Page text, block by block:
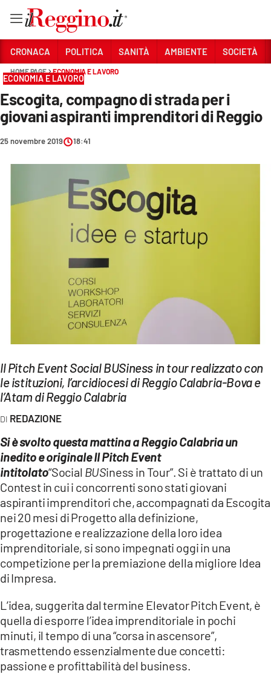
Sezioni
CRONACA
SOCIETÀ
ECONOMIA E LAVORO
Streaming
LAC TV
LAC NETWORK
LAC ONAIR
LaC
Network
LACPLAY.IT
LACTV.IT
LACONAIR.IT
LACITYMAG.IT
ILREGGINO.IT
COSENZACHANNEL.IT
ILVIBONESE.IT
CATANZAROCHANNEL.IT
CRONACA POLITICA SANITÀ AMBIENTE SOCIETÀ
HOME PAGE ECONOMIA E LAVORO
ECONOMIA E LAVORO
Escogita, compagno di strada per i
giovani aspiranti imprenditori di Reggio
25 novembre 2019 18:41
Il Pitch Event Social BUSiness in tour realizzato con
le istituzioni, l’arcidiocesi di Reggio Calabria-Bova e
l’Atam di Reggio Calabria
REDAZIONE
Si è svolto questa mattina a Reggio Calabria un
inedito e originaleIl Pitch Event
intitolato“Social BUSiness in Tour”. Si è trattato di un
Contest in cui i concorrenti sono stati giovani
aspiranti imprenditori che, accompagnati da Escogita
nei 20 mesi di Progetto alla definizione,
progettazione e realizzazione della loro idea
imprenditoriale, si sono impegnati oggi in una
competizione per la premiazione della migliore Idea
di Impresa.
L’idea, suggerita dal termine Elevator Pitch Event, è
quella di esporre l’idea imprenditoriale in pochi
minuti, il tempo di una “corsa in ascensore”,
trasmettendo essenzialmente due concetti:
passione e profittabilità del business.